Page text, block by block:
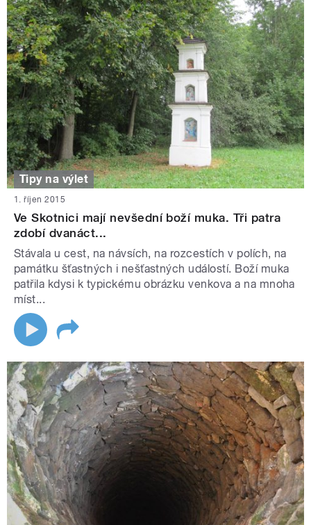
Tipy na výlet
1. říjen 2015
Ve Skotnici mají nevšední boží muka. Tři patra
zdobí dvanáct...
Stávala u cest, na návsích, na rozcestích v polích, na
památku šťastných i nešťastných událostí. Boží muka
patřila kdysi k typickému obrázku venkova a na mnoha
míst...